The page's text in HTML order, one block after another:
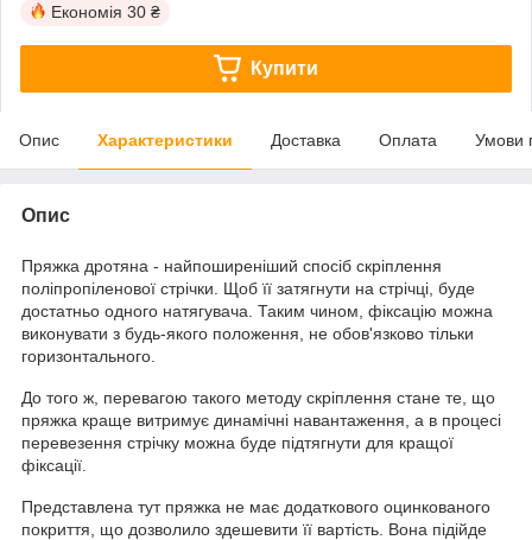
Економія 30 ₴
Купити
Опис Характеристики Доставка Оплата Умови
Опис
Пряжка дротяна - найпоширеніший спосіб скріплення
поліпропіленової стрічки. Щоб її затягнути на стрічці, буде
достатньо одного натягувача. Таким чином, фіксацію можна
виконувати з будь-якого положення, не обов'язково тільки
горизонтального.
До того ж, перевагою такого методу скріплення стане те, що
пряжка краще витримує динамічні навантаження, а в процесі
перевезення стрічку можна буде підтягнути для кращої
фіксації.
Представлена ​​тут пряжка не має додаткового оцинкованого
покриття, що дозволило здешевити її вартість. Вона підійде